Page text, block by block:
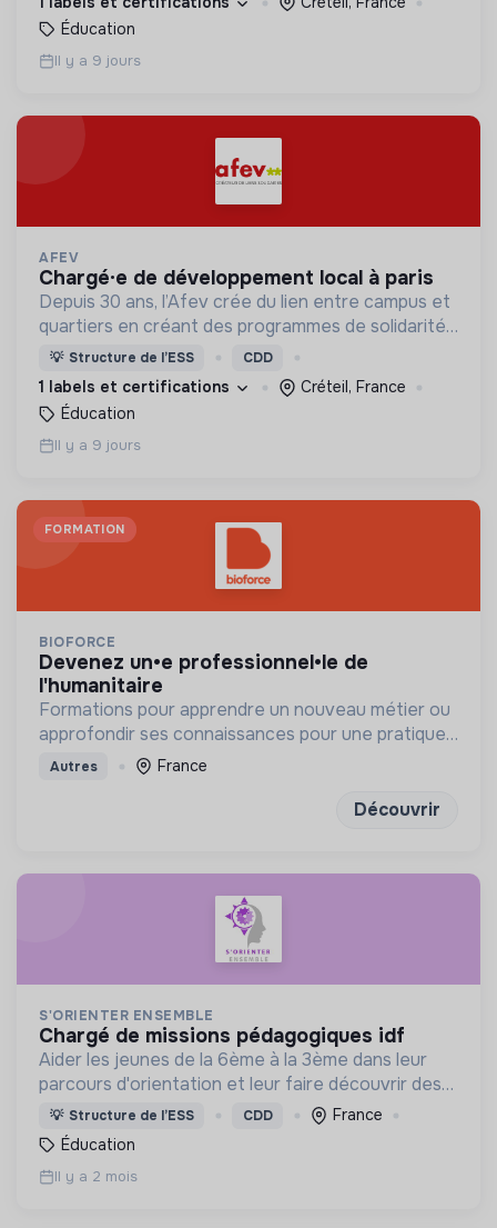
Éducation
Il y a 9 jours
AFEV
chargé·e de développement local à paris
Depuis 30 ans, l’Afev crée du lien entre campus et
quartiers en créant des programmes de solidarité
où des milliers d’étudiant·es s’engagent auprès des
jeunes.
💡 Structure de l’ESS CDD
1 labels et certifications
Créteil, France
Éducation
Il y a 9 jours
FORMATION
BIOFORCE
devenez un•e professionnel•le de
l'humanitaire
Formations pour apprendre un nouveau métier ou
approfondir ses connaissances pour une pratique
humanitaire professionnelle
Autres France
Découvrir
S'ORIENTER ENSEMBLE
chargé de missions pédagogiques idf
Aider les jeunes de la 6ème à la 3ème dans leur
parcours d'orientation et leur faire découvrir des
domaines d'activités de manière ludique.
💡 Structure de l’ESS CDD
France
Éducation
Il y a 2 mois